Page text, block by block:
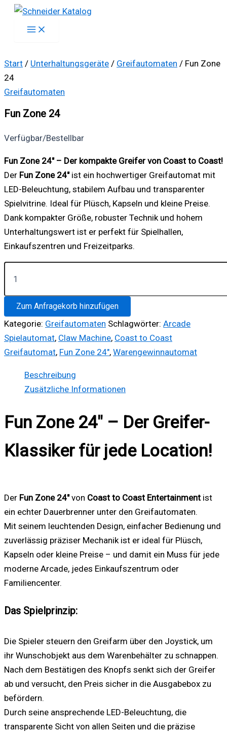
Zum
Start / Unterhaltungsgeräte / Greifautomaten / Fun Zone
24
Greifautomaten
Fun Zone 24
Verfügbar/Bestellbar
Fun Zone 24″ – Der kompakte Greifer von Coast to Coast!
Der Fun Zone 24″ist ein hochwertiger Greifautomat mit
LED-Beleuchtung, stabilem Aufbau und transparenter
Spielvitrine. Ideal für Plüsch, Kapseln und kleine Preise.
Dank kompakter Größe, robuster Technik und hohem
Unterhaltungswert ist er perfekt für Spielhallen,
Einkaufszentren und Freizeitparks.
Fun
Zone
Menge
Zum Anfragekorb hinzufügen
Kategorie: Greifautomaten Schlagwörter: Arcade
Spielautomat, Claw Machine, Coast to Coast
Greifautomat, Fun Zone 24", Warengewinnautomat
Beschreibung
Zusätzliche Informationen
Fun Zone 24″ – Der Greifer-
Klassiker für jede Location!
Der Fun Zone 24″von Coast to Coast Entertainment ist
ein echter Dauerbrenner unter den Greifautomaten.
Mit seinem leuchtenden Design, einfacher Bedienung und
zuverlässig präziser Mechanik ist er ideal für Plüsch,
Kapseln oder kleine Preise – und damit ein Muss für jede
moderne Arcade, jedes Einkaufszentrum oder
Familiencenter.
Das Spielprinzip:
Die Spieler steuern den Greifarm über den Joystick, um
ihr Wunschobjekt aus dem Warenbehälter zu schnappen.
Nach dem Bestätigen des Knopfs senkt sich der Greifer
ab und versucht, den Preis sicher in die Ausgabebox zu
befördern.
Durch seine ansprechende LED-Beleuchtung, die
transparente Sicht von allen Seiten und die präzise